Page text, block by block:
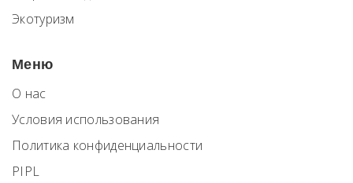
Экотуризм
Меню
О нас
Условия использования
Политика конфиденциальности
PIPL